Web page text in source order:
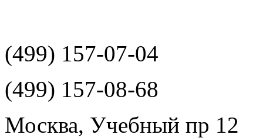
(499) 157-07-04
(499) 157-08-68
Москва, Учебный пр 12